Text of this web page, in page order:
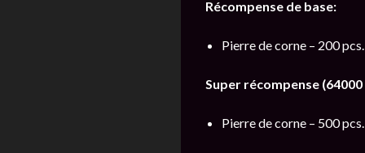
Récompense de base:
Pierre de corne – 200 pcs.
Super récompense (64000
Pierre de corne – 500 pcs.